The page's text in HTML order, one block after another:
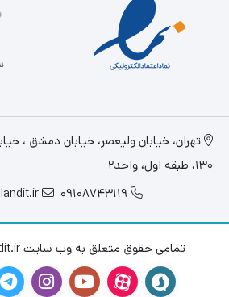
تهران، خيابان وليعصر، خیابان دمشق ،
130، طبقه اول، واحد2
09108743119
تمامی حقوق متعلق به وب سایت parslandit.ir می باشد.